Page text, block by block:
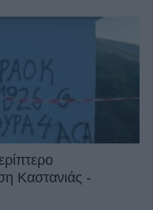
Καστανιάς -